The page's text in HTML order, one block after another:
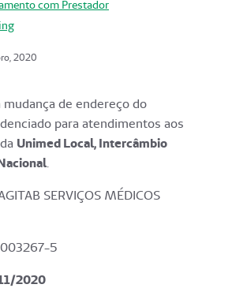
com Prestador
2020
de endereço do
para atendimentos aos
Unimed Local, Intercâmbio
.
SERVIÇOS MÉDICOS
5
2020